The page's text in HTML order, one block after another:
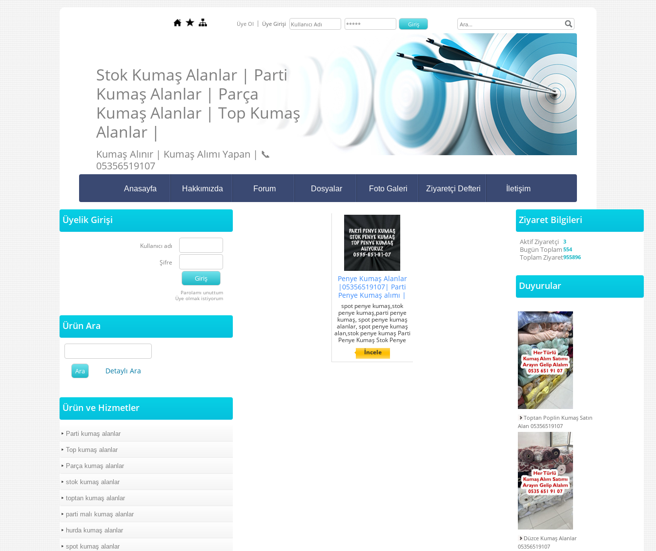
Üye Ol Üye Girişi
Stok Kumaş Alanlar | Parti
Kumaş Alanlar | Parça
Kumaş Alanlar | Top Kumaş
Alanlar |
Kumaş Alınır | Kumaş Alımı Yapan | 📞
05356519107
Anasayfa Hakkımızda Forum Dosyalar Foto Galeri Ziyaretçi Defteri İletişim
Üyelik Girişi
Kullanıcı adı
Şifre
Parolamı unuttum
Üye olmak istiyorum
Ürün Ara
Detaylı Ara
Ürün ve Hizmetler
Parti kumaş alanlar
Top kumaş alanlar
Parça kumaş alanlar
stok kumaş alanlar
toptan kumaş alanlar
parti malı kumaş alanlar
hurda kumaş alanlar
spot kumaş alanlar
Penye Kumaş Alanlar
|05356519107| Parti
Penye Kumaş alımı |
spot penye kumaş,stok
penye kumaş,parti penye
kumaş, spot penye kumaş
alanlar, spot penye kumaş
alan,stok penye kumaş Parti
Penye Kumaş Stok Penye
İncele
Ziyaret Bilgileri
Aktif Ziyaretçi 3
Bugün Toplam 554
Toplam Ziyaret955896
Duyurular
Toptan Poplin Kumaş Satın
Alan 05356519107
Düzce Kumaş Alanlar
05356519107